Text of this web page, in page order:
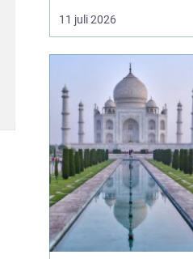
kombinera enkel logistik,
prisvärda lösningar och
11 juli 2026